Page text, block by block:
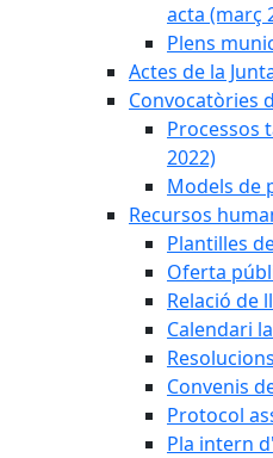
acta (març
Plens
Actes de la
Convocatòries
Processos
2022)
Models de
Recursos
Plantilles
Oferta
Relació de
Calendari
Convenis
Protocol
Pla intern